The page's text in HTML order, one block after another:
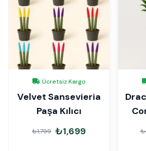
Ücretsiz Kargo
Velvet Sansevieria
Paşa Kılıcı
₺1,799 ₺1,699